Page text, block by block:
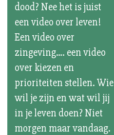
dood? Nee het is juist
een video over leven!
Een video over
zingeving…. een video
over kiezen en
prioriteiten stellen. Wie
wil je zijn en wat wil jij
in je leven doen? Niet
morgen maar vandaag.